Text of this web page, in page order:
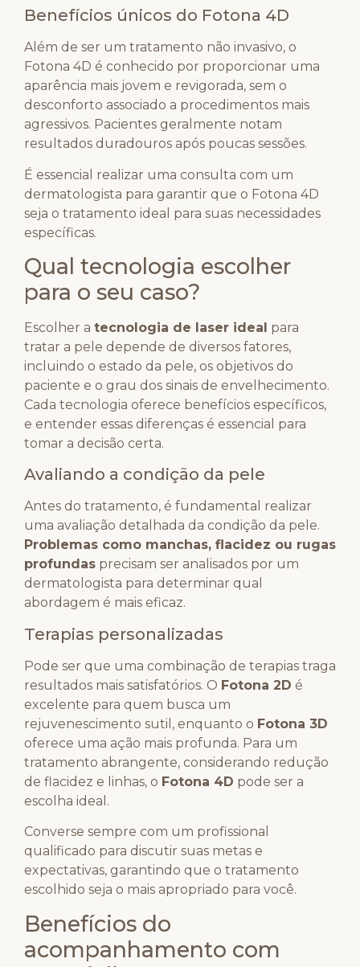
Benefícios únicos do Fotona 4D
Além de ser um tratamento não invasivo, o
Fotona 4D é conhecido por proporcionar uma
aparência mais jovem e revigorada, sem o
desconforto associado a procedimentos mais
agressivos. Pacientes geralmente notam
resultados duradouros após poucas sessões.
É essencial realizar uma consulta com um
dermatologista para garantir que o Fotona 4D
seja o tratamento ideal para suas necessidades
específicas.
Qual tecnologia escolher
para o seu caso?
Escolher a tecnologia de laser ideal para
tratar a pele depende de diversos fatores,
incluindo o estado da pele, os objetivos do
paciente e o grau dos sinais de envelhecimento.
Cada tecnologia oferece benefícios específicos,
e entender essas diferenças é essencial para
tomar a decisão certa.
Avaliando a condição da pele
Antes do tratamento, é fundamental realizar
uma avaliação detalhada da condição da pele.
Problemas como manchas, flacidez ou rugas
profundas precisam ser analisados por um
dermatologista para determinar qual
abordagem é mais eficaz.
Terapias personalizadas
Pode ser que uma combinação de terapias traga
resultados mais satisfatórios. O Fotona 2D é
excelente para quem busca um
rejuvenescimento sutil, enquanto o Fotona 3D
oferece uma ação mais profunda. Para um
tratamento abrangente, considerando redução
de flacidez e linhas, o Fotona 4D pode ser a
escolha ideal.
Converse sempre com um profissional
qualificado para discutir suas metas e
expectativas, garantindo que o tratamento
escolhido seja o mais apropriado para você.
Benefícios do
acompanhamento com